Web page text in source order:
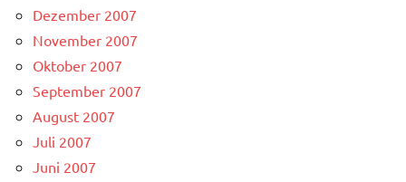
Dezember 2007
November 2007
Oktober 2007
September 2007
August 2007
Juli 2007
Juni 2007